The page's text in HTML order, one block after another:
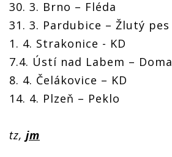
30. 3. Brno – Fléda
31. 3. Pardubice – Žlutý pes
1. 4. Strakonice - KD
7.4. Ústí nad Labem – Doma
8. 4. Čelákovice – KD
14. 4. Plzeň – Peklo
tz, jm